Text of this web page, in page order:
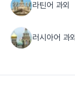
라틴어 과외
러시아어 과외